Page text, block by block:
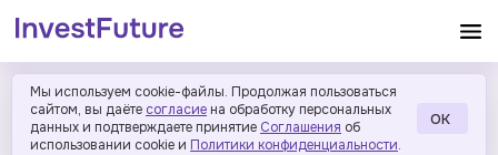
Мы используем cookie-файлы. Продолжая пользоваться
сайтом, вы даёте согласие на обработку персональных
данных и подтверждаете принятие Соглашения об
использовании cookie и Политики конфиденциальности.
ОК